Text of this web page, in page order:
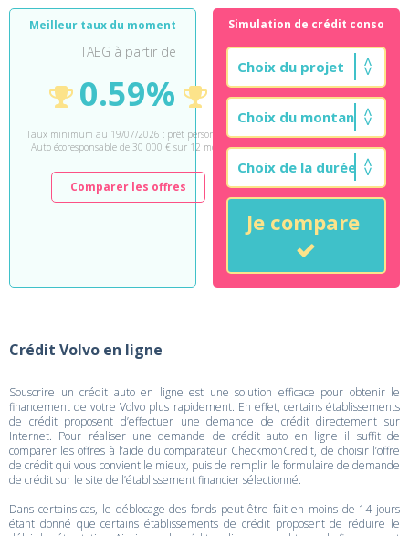
Meilleur taux du moment
TAEG à partir de
0.59%
Taux minimum au 19/07/2026 : prêt personnel
Auto écoresponsable de 30 000 € sur 12 mois.
Comparer les offres
Simulation de crédit conso
Je compare
Crédit Volvo en ligne
Souscrire un crédit auto en ligne est une solution efficace pour obtenir le
financement de votre Volvo plus rapidement. En effet, certains établissements
de crédit proposent d’effectuer une demande de crédit directement sur
Internet. Pour réaliser une demande de crédit auto en ligne il suffit de
comparer les offres à l’aide du comparateur CheckmonCredit, de choisir l’offre
de crédit qui vous convient le mieux, puis de remplir le formulaire de demande
de crédit sur le site de l’établissement financier sélectionné.
Dans certains cas, le déblocage des fonds peut être fait en moins de 14 jours
étant donné que certains établissements de crédit proposent de réduire le